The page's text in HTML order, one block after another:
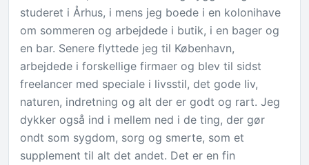
studeret i Århus, i mens jeg boede i en kolonihave
om sommeren og arbejdede i butik, i en bager og
en bar. Senere flyttede jeg til København,
arbejdede i forskellige firmaer og blev til sidst
freelancer med speciale i livsstil, det gode liv,
naturen, indretning og alt der er godt og rart. Jeg
dykker også ind i mellem ned i de ting, der gør
ondt som sygdom, sorg og smerte, som et
supplement til alt det andet. Det er en fin